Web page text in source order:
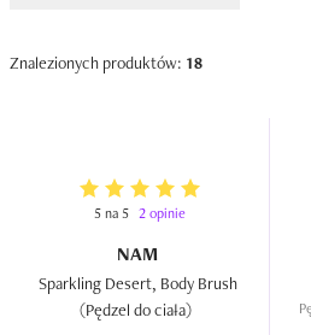
Znalezionych produktów: 18
5 na 5 2 opinie
NAM
Sparkling Desert, Body Brush